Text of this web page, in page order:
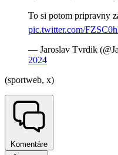
To si potom pripravny
pic.twitter.com/
— Jaroslav Tvrdik
2024
(sportweb, x)
Komentáre